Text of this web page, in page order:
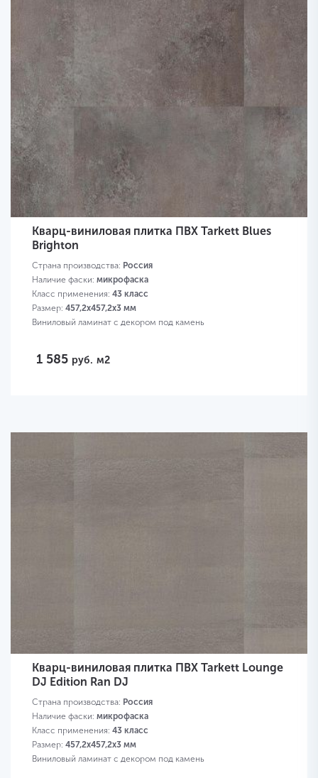
Кварц-виниловая плитка ПВХ Tarkett Blues
Brighton
Страна производства: Россия
Наличие фаски: микрофаска
Класс применения: 43 класс
Размер: 457,2х457,2х3 мм
Виниловый ламинат с декором под камень
1 585 руб. м2
Кварц-виниловая плитка ПВХ Tarkett Lounge
DJ Edition Ran DJ
Страна производства: Россия
Наличие фаски: микрофаска
Класс применения: 43 класс
Размер: 457,2х457,2х3 мм
Виниловый ламинат с декором под камень